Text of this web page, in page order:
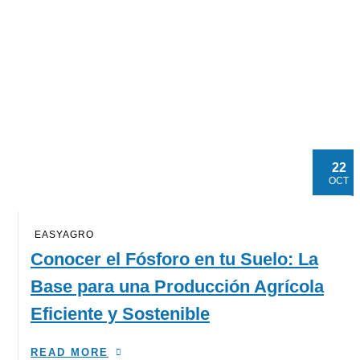
22
OCT
EASYAGRO
Conocer el Fósforo en tu Suelo: La
Base para una Producción Agrícola
Eficiente y Sostenible
READ MORE